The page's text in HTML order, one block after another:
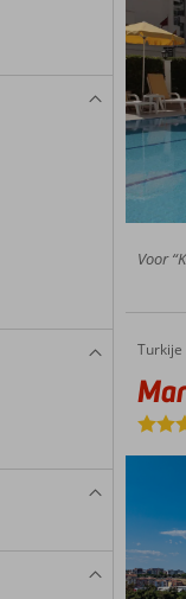
Voor
Home
Turkije